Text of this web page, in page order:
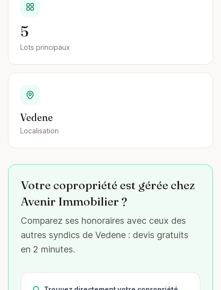
5
Lots principaux
Vedene
Localisation
Votre copropriété est gérée chez
Avenir Immobilier ?
Comparez ses honoraires avec ceux des
autres syndics de Vedene : devis gratuits
en 2 minutes.